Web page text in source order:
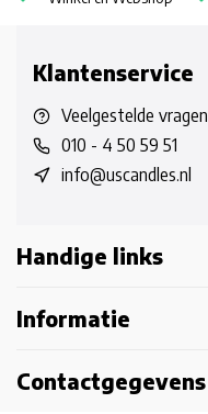
Klantenservice
Veelgestelde vragen
010 - 4 50 59 51
info@uscandles.nl
Handige links
Informatie
Contactgegevens